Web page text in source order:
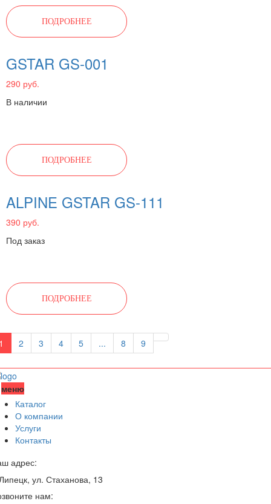
ПОДРОБНЕЕ
GSTAR GS-001
290 руб.
В наличии
ПОДРОБНЕЕ
ALPINE GSTAR GS-111
390 руб.
Под заказ
ПОДРОБНЕЕ
2 3 4 5 ... 8 9
меню
Каталог
О компании
Услуги
Контакты
адрес:
ул. Стаханова, 13
нам: